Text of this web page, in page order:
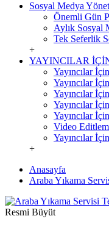
Sosyal Medya
Önemli Gün
Aylık Sosyal
Tek Seferlik
+
YAYINCILAR
Yayıncılar
Yayıncılar
Yayıncılar
Yayıncılar
Yayıncılar
Video
Yayıncılar
+
Anasayfa
Araba Yıkama
Resmi Büyüt